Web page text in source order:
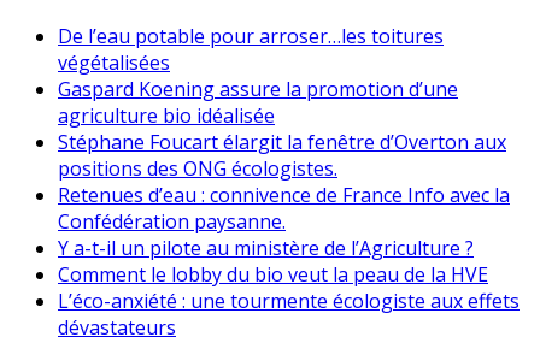
De l’eau potable pour arroser…les toitures
végétalisées
Gaspard Koening assure la promotion d’une
agriculture bio idéalisée
Stéphane Foucart élargit la fenêtre d’Overton aux
positions des ONG écologistes.
Retenues d’eau : connivence de France Info avec la
Confédération paysanne.
Y a-t-il un pilote au ministère de l’Agriculture ?
Comment le lobby du bio veut la peau de la HVE
L’éco-anxiété : une tourmente écologiste aux effets
dévastateurs